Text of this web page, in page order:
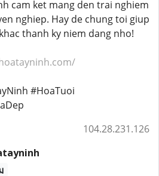
cam ket mang den trai nghiem
nghiep. Hay de chung toi giup
thanh ky niem dang nho!
#HoaTuoi
104.28.231.126